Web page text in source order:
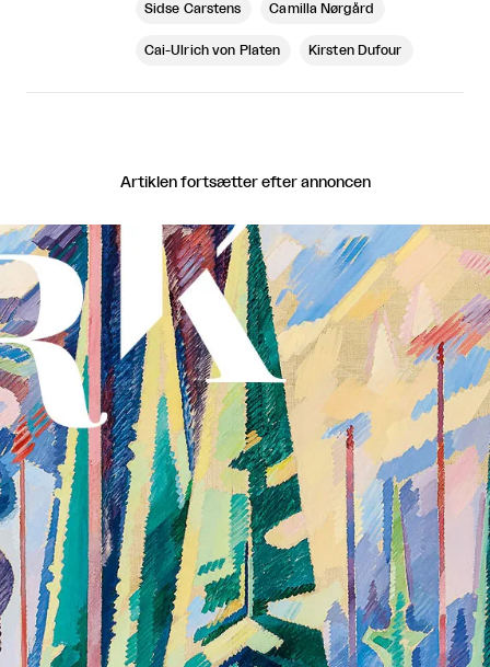
Sidse Carstens Camilla Nørgård
Cai-Ulrich von Platen Kirsten Dufour
Artiklen fortsætter efter annoncen